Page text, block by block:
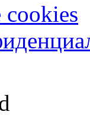
cookies